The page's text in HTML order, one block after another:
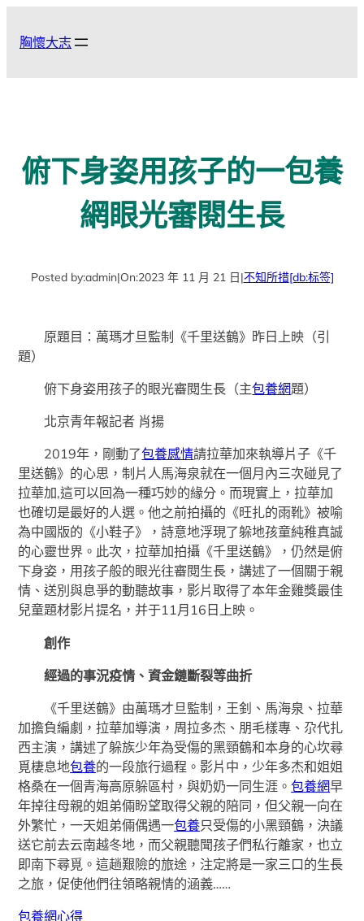
胸懷大志
俯下身姿用孩子的一包養
網眼光審閱生長
Posted by:admin|On:2023 年 11 月 21 日|不知所措[db:标签]
原題目：萬瑪才旦監制《千里送鶴》昨日上映（引
題）
俯下身姿用孩子的眼光審閱生長（主包養網題）
北京青年報記者 肖揚
2019年，剛動了包養感情請拉華加來執導片子《千
里送鶴》的心思，制片人馬海泉就在一個月內三次碰見了
拉華加,這可以回為一種巧妙的緣分。而現實上，拉華加
也確切是最好的人選。他之前拍攝的《旺扎的雨靴》被喻
為中國版的《小鞋子》，詩意地浮現了躲地孩童純稚真誠
的心靈世界。此次，拉華加拍攝《千里送鶴》，仍然是俯
下身姿，用孩子般的眼光往審閱生長，講述了一個關于親
情、送別與息爭的動聽故事，影片取得了本年金雞獎最佳
兒童題材影片提名，并于11月16日上映。
創作
經過的事況疫情、資金鏈斷裂等曲折
《千里送鶴》由萬瑪才旦監制，王釗、馬海泉、拉華
加擔負編劇，拉華加導演，周拉多杰、朋毛樣專、尕代扎
西主演，講述了躲族少年為受傷的黑頸鶴和本身的心坎尋
覓棲息地包養的一段旅行過程。影片中，少年多杰和姐姐
格桑在一個青海高原躲區村，與奶奶一同生涯。包養網早
年掉往母親的姐弟倆盼望取得父親的陪同，但父親一向在
外繁忙，一天姐弟倆偶遇一包養只受傷的小黑頸鶴，決議
送它前去云南越冬地，而父親聽聞孩子們私行離家，也立
即南下尋覓。這趟艱險的旅途，注定將是一家三口的生長
之旅，促使他們往領略親情的涵義……
包養網心得